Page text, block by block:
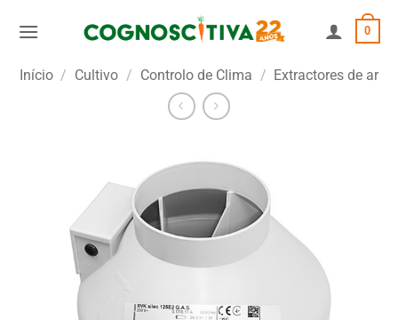
0
Início / Cultivo / Controlo de Clima / Extractores de ar